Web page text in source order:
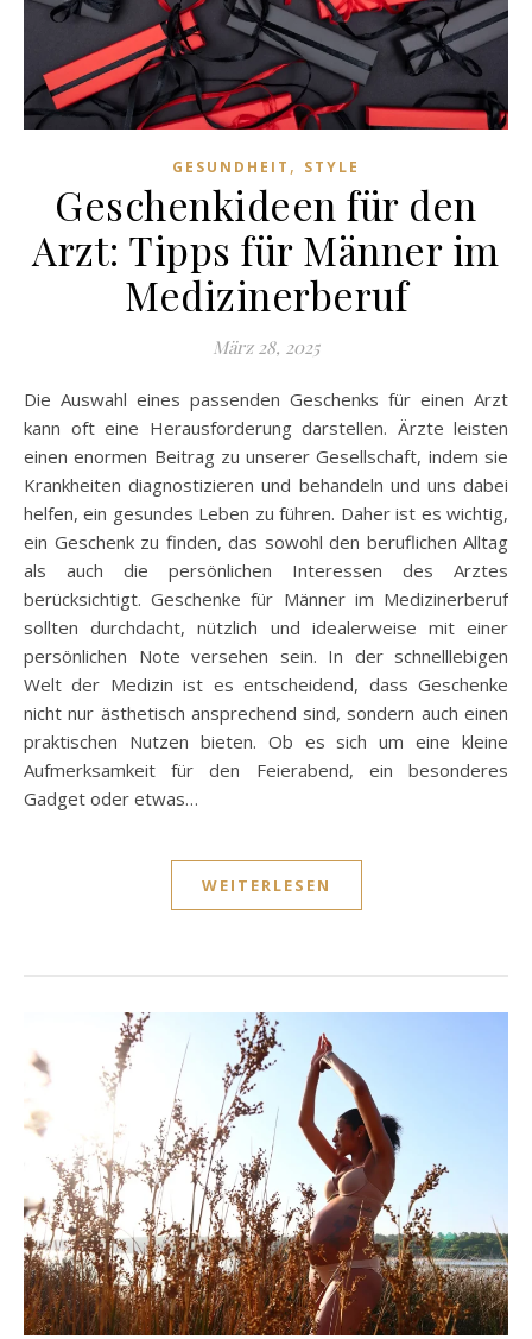
GESUNDHEIT , STYLE
Geschenkideen für den
Arzt: Tipps für Männer im
Medizinerberuf
März 28, 2025
Die Auswahl eines passenden Geschenks für einen Arzt
kann oft eine Herausforderung darstellen. Ärzte leisten
einen enormen Beitrag zu unserer Gesellschaft, indem sie
Krankheiten diagnostizieren und behandeln und uns dabei
helfen, ein gesundes Leben zu führen. Daher ist es wichtig,
ein Geschenk zu finden, das sowohl den beruflichen Alltag
als auch die persönlichen Interessen des Arztes
berücksichtigt. Geschenke für Männer im Medizinerberuf
sollten durchdacht, nützlich und idealerweise mit einer
persönlichen Note versehen sein. In der schnelllebigen
Welt der Medizin ist es entscheidend, dass Geschenke
nicht nur ästhetisch ansprechend sind, sondern auch einen
praktischen Nutzen bieten. Ob es sich um eine kleine
Aufmerksamkeit für den Feierabend, ein besonderes
Gadget oder etwas…
WEITERLESEN